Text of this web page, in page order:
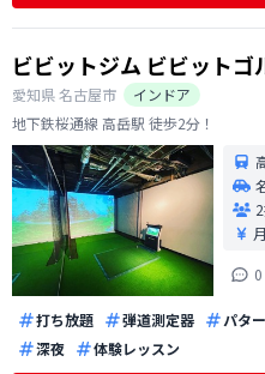
ビビットジム ビビットゴ
愛知県名古屋市
インドア
地下鉄桜通線 高岳駅 徒歩2分！
0
打ち放題 弾道測定器 パター
深夜
体験レッスン